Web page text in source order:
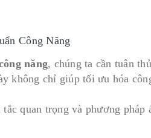
Công Năng
năng, chúng ta cần tuân
không chỉ giúp tối ưu hóa
quan trọng và phương